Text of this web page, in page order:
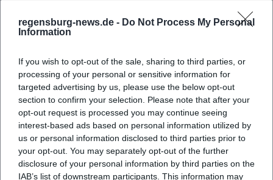
regensburg-news.de - Do Not Process My Personal
Information
If you wish to opt-out of the sale, sharing to third parties, or
processing of your personal or sensitive information for
targeted advertising by us, please use the below opt-out
section to confirm your selection. Please note that after your
opt-out request is processed you may continue seeing
interest-based ads based on personal information utilized by
us or personal information disclosed to third parties prior to
your opt-out. You may separately opt-out of the further
disclosure of your personal information by third parties on the
IAB’s list of downstream participants. This information may
und der Philharmonie Salzburg, dem Sirius Quartet und
Jazzharfen-Legende Deborah Henson-Conant.
Trio eine poetische Klangsprache zwischen Jazz, Tango und
Klezmer; die 2023 erschienene Veröffentlichung „Niebla“
steht programmatisch für diesen Grenzgang.
Aktuell zeichnen zwei Fährten ihr künstlerisches Jahr: Zum
einen die Nachwirkungen des orchestralen „Joy“-Projekts in
Form von Videoplaylists und Konzertmitschnitten; zum
anderen frische Impulse durch Reisen und Klangtagebuch-
Ideen wie „Camino – ein Klangweg“, das aus einer 2025